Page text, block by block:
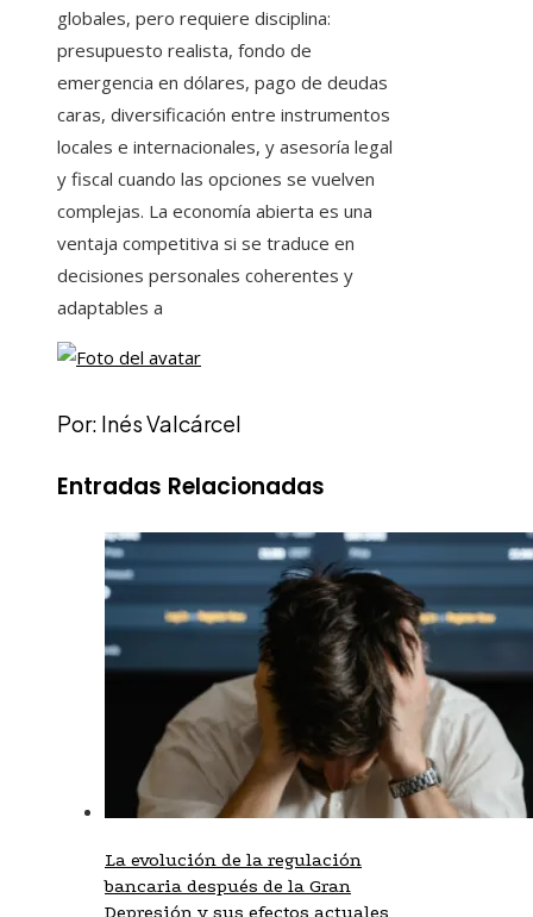
globales, pero requiere disciplina:
presupuesto realista, fondo de
emergencia en dólares, pago de deudas
caras, diversificación entre instrumentos
locales e internacionales, y asesoría legal
y fiscal cuando las opciones se vuelven
complejas. La economía abierta es una
ventaja competitiva si se traduce en
decisiones personales coherentes y
adaptables a
Por: Inés Valcárcel
Entradas Relacionadas
La evolución de la regulación
bancaria después de la Gran
Depresión y sus efectos actuales